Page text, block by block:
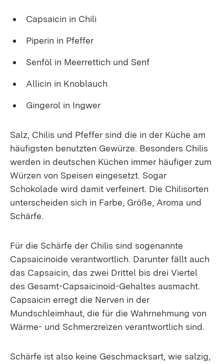
Capsaicin in Chili
Piperin in Pfeffer
Senföl in Meerrettich und Senf
Allicin in Knoblauch
Gingerol in Ingwer
Salz, Chilis und Pfeffer sind die in der Küche am
häufigsten benutzten Gewürze. Besonders Chilis
werden in deutschen Küchen immer häufiger zum
Würzen von Speisen eingesetzt. Sogar
Schokolade wird damit verfeinert. Die Chilisorten
unterscheiden sich in Farbe, Größe, Aroma und
Schärfe.
Für die Schärfe der Chilis sind sogenannte
Capsaicinoide verantwortlich. Darunter fällt auch
das Capsaicin, das zwei Drittel bis drei Viertel
des Gesamt-Capsaicinoid-Gehaltes ausmacht.
Capsaicin erregt die Nerven in der
Mundschleimhaut, die für die Wahrnehmung von
Wärme- und Schmerzreizen verantwortlich sind.
Schärfe ist also keine Geschmacksart, wie salzig,